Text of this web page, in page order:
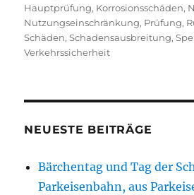
Hauptprüfung, Korrosionsschäden,
Nutzungseinschränkung, Prüfung,
Schäden,Schadensausbreitung,
Verkehrssicherheit
NEUESTE BEITRÄGE
Bärchentag und Tag der
Parkeisenbahn, aus